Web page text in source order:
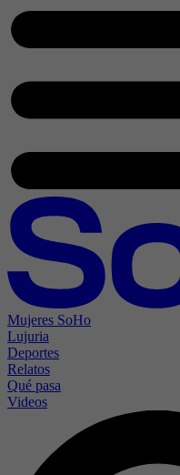
Mujeres SoHo
Lujuria
Deportes
Relatos
Qué pasa
Videos